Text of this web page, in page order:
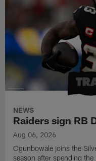
NEWS
Raiders sign RB
Aug 06, 2026
Ogunbowale joins the
season after spending